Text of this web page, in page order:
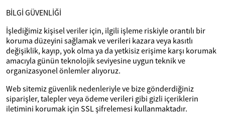
BİLGİ GÜVENLİĞİ
İşlediğimiz kişisel veriler için, ilgili işleme riskiyle orantılı bir
koruma düzeyini sağlamak ve verileri kazara veya kasıtlı
değişiklik, kayıp, yok olma ya da yetkisiz erişime karşı korumak
amacıyla günün teknolojik seviyesine uygun teknik ve
organizasyonel önlemler alıyoruz.
Web sitemiz güvenlik nedenleriyle ve bize gönderdiğiniz
siparişler, talepler veya ödeme verileri gibi gizli içeriklerin
iletimini korumak için SSL şifrelemesi kullanmaktadır.